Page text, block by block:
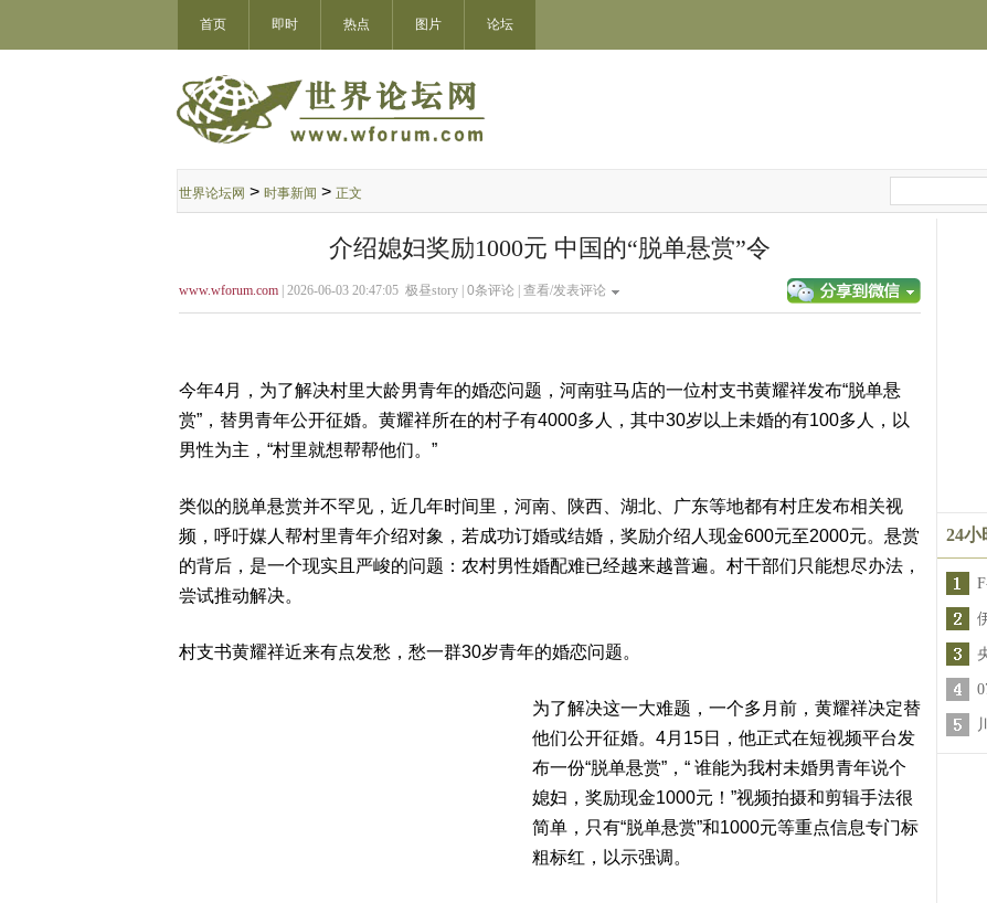
首页 即时 热点 图片 论坛
世界论坛网 > 时事新闻 > 正文
介绍媳妇奖励1000元 中国的“脱单悬赏”令
www.wforum.com | 2026-06-03 20:47:05 极昼story | 0条评论 | 查看/发表评论
今年4月，为了解决村里大龄男青年的婚恋问题，河南驻马店的一位村支书黄耀祥发布“脱单悬
赏”，替男青年公开征婚。黄耀祥所在的村子有4000多人，其中30岁以上未婚的有100多人，以
男性为主，“村里就想帮帮他们。”
类似的脱单悬赏并不罕见，近几年时间里，河南、陕西、湖北、广东等地都有村庄发布相关视
频，呼吁媒人帮村里青年介绍对象，若成功订婚或结婚，奖励介绍人现金600元至2000元。悬赏
的背后，是一个现实且严峻的问题：农村男性婚配难已经越来越普遍。村干部们只能想尽办法，
尝试推动解决。
村支书黄耀祥近来有点发愁，愁一群30岁青年的婚恋问题。
为了解决这一大难题，一个多月前，黄耀祥决定替
他们公开征婚。4月15日，他正式在短视频平台发
布一份“脱单悬赏”，“ 谁能为我村未婚男青年说个
媳妇，奖励现金1000元！”视频拍摄和剪辑手法很
简单，只有“脱单悬赏”和1000元等重点信息专门标
粗标红，以示强调。
24小